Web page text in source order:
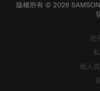
版權所有 © 2026
使
個人